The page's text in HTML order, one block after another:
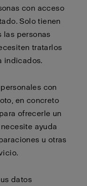
con acceso
Solo tienen
las personas
tratarlos
indicados.
con
en concreto
ofrecerle un
ayuda
u otras
datos